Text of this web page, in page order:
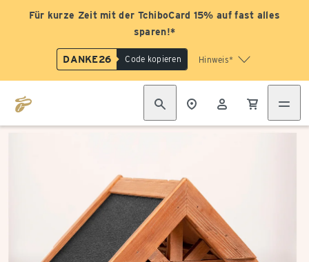
Für kurze Zeit mit der TchiboCard 15% auf fast alles
sparen!*
DANKE26 Code kopieren Hinweis*